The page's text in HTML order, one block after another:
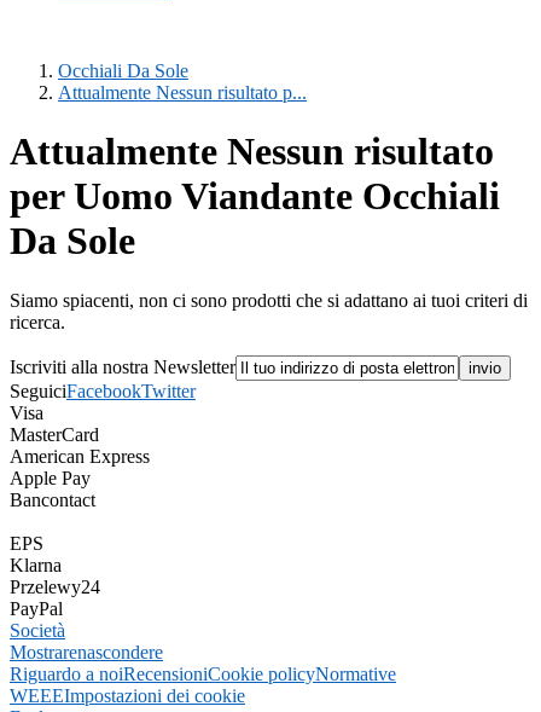
Occhiali Da Sole
Attualmente Nessun risultato p...
Attualmente Nessun risultato
per Uomo Viandante Occhiali
Da Sole
Siamo spiacenti, non ci sono prodotti che si adattano ai tuoi criteri di
ricerca.
Iscriviti alla nostra Newsletter
SeguiciFacebookTwitter
Visa
MasterCard
American Express
Apple Pay
Bancontact
EPS
Klarna
Przelewy24
PayPal
Società
Mostrarenascondere
Riguardo a noiRecensioniCookie policyNormative
WEEEImpostazioni dei cookie